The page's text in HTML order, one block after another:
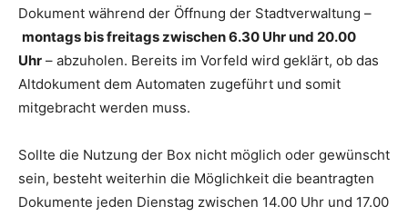
Dokument während der Öffnung der Stadtverwaltung –
montags bis freitags zwischen 6.30 Uhr und 20.00
Uhr – abzuholen. Bereits im Vorfeld wird geklärt, ob das
Altdokument dem Automaten zugeführt und somit
mitgebracht werden muss.
Sollte die Nutzung der Box nicht möglich oder gewünscht
sein, besteht weiterhin die Möglichkeit die beantragten
Dokumente jeden Dienstag zwischen 14.00 Uhr und 17.00